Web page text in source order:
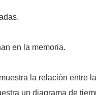
en la memoria.
la relación entre
un diagrama de